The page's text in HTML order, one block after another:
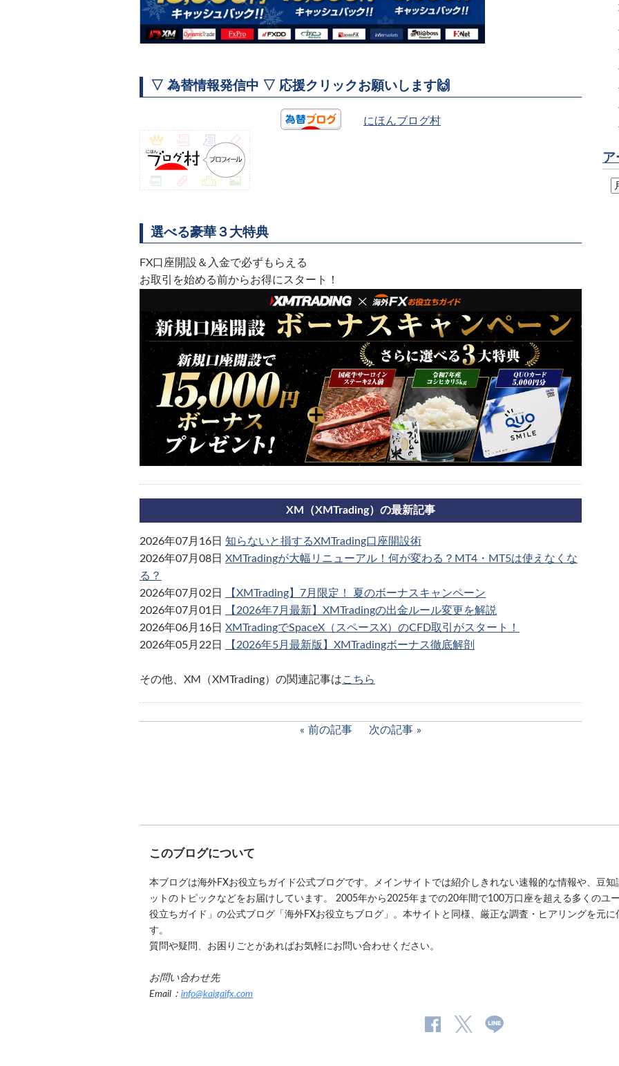
▽ 為替情報発信中 ▽ 応援クリックお願いします🙌
にほんブログ村
選べる豪華３大特典
FX口座開設＆入金で必ずもらえる
お取引を始める前からお得にスタート！
XM（XMTrading）の最新記事
2026年07月16日 知らないと損するXMTrading口座開設術
2026年07月08日 XMTradingが大幅リニューアル！何が変わる？MT4・MT5は使えなくな
る？
2026年07月02日
【XMTrading】7月限定！ 夏のボーナスキャンペーン
2026年07月01日
【2026年7月最新】XMTradingの出金ルール変更を解説
2026年06月16日 XMTradingでSpaceX（スペースX）のCFD取引がスタート！
2026年05月22日
【2026年5月最新版】XMTradingボーナス徹底解剖
その他、XM（XMTrading）の関連記事はこちら
前の記事 次の記事
ア
このブログについて
本ブログは海外FXお役立ちガイド公式ブログです。メインサイトでは紹介しきれない速報的な情報や、豆
ットのトピックなどをお届けしています。 2005年から2025年までの20年間で100万口座を超える多くのユ
役立ちガイド」の公式ブログ「海外FXお役立ちブログ」。本サイトと同様、厳正な調査・ヒアリングを元
す。
質問や疑問、お困りごとがあればお気軽にお問い合わせください。
お問い合わせ先
Email：info@kaigaifx.com